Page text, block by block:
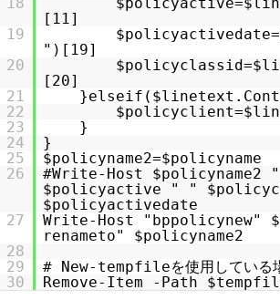
[11]
19
")[19]
20
[20]
21
22
23
}
24
}
25
$policyname2=$policyname
26
#Write-Host
$policyactive " "
$policyactivedate
27
Write-Host "bppolicynew"
renameto" $policyname2
28
29
# New-tempfileを使用している
30
Remove-Item -Path